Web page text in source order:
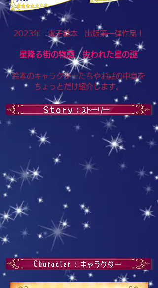
2023年 電子絵本 出版第一弾作品！
星降る街の物語 失われた星の謎
​絵本のキャラクターたちやお話の中身を
ちょっとだけ紹介します。